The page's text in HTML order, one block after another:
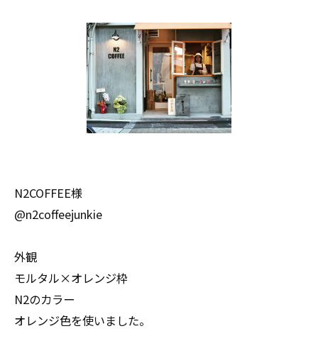
N2COFFEE様
@n2coffeejunkie
外観
モルタル×オレンジ枠
N2のカラー
オレンジ色を使いました。